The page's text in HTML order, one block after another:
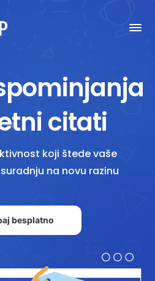
citati
koji štede vaše
na novu razinu
besplatno